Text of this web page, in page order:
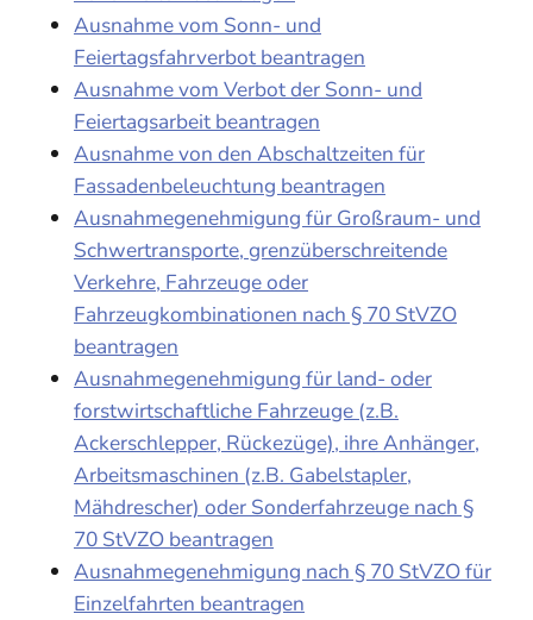
Ausnahme vom Sonn- und
Feiertagsfahrverbot beantragen
Ausnahme vom Verbot der Sonn- und
Feiertagsarbeit beantragen
Ausnahme von den Abschaltzeiten für
Fassadenbeleuchtung beantragen
Ausnahmegenehmigung für Großraum- und
Schwertransporte, grenzüberschreitende
Verkehre, Fahrzeuge oder
Fahrzeugkombinationen nach § 70 StVZO
beantragen
Ausnahmegenehmigung für land- oder
forstwirtschaftliche Fahrzeuge (z.B.
Ackerschlepper, Rückezüge), ihre Anhänger,
Arbeitsmaschinen (z.B. Gabelstapler,
Mähdrescher) oder Sonderfahrzeuge nach §
70 StVZO beantragen
Ausnahmegenehmigung nach § 70 StVZO für
Einzelfahrten beantragen